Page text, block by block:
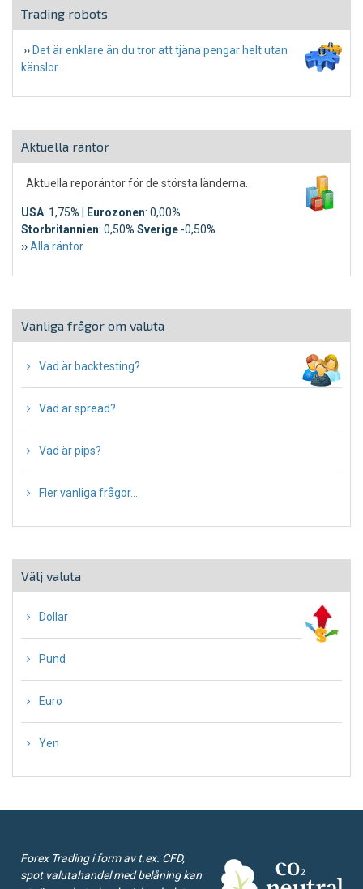
Trading robots
›› Det är enklare än du tror att tjäna pengar helt utan
känslor.
Aktuella räntor
Aktuella reporäntor för de största länderna.
USA: 1,75% | Eurozonen: 0,00%
Storbritannien: 0,50% Sverige -0,50%
››Alla räntor
Vanliga frågor om valuta
Vad är backtesting?
Vad är spread?
Vad är pips?
Fler vanliga frågor...
Välj valuta
Dollar
Pund
Euro
Yen
Forex Trading i form av t.ex. CFD,
spot valutahandel med belåning kan